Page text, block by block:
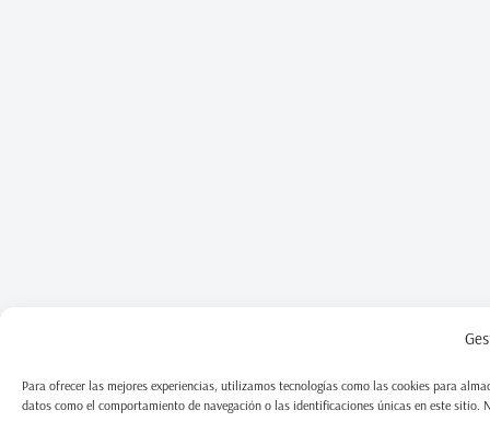
Para ofrecer las mejores experiencias, utilizamos tecnologías como las cookies para
datos como el comportamiento de navegación o las identificaciones únicas en este